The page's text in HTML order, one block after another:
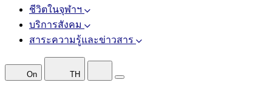
ชีวิตในจุฬาฯ
บริการสังคม
สาระความรู้และข่าวสาร
On TH